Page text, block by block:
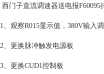
西门子直流调速器送电报F60095
1、观察R015显示值，380V输入
2、更换脉冲触发电源板
3、更换CUD1控制板